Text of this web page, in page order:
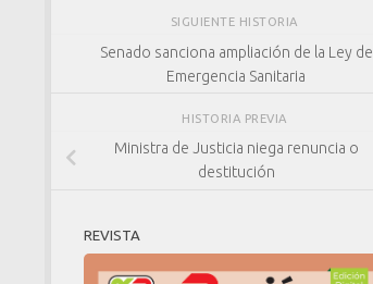
SIGUIENTE HISTORIA
Senado sanciona ampliación de la Ley de
Emergencia Sanitaria
HISTORIA PREVIA
Ministra de Justicia niega renuncia o
destitución
REVISTA